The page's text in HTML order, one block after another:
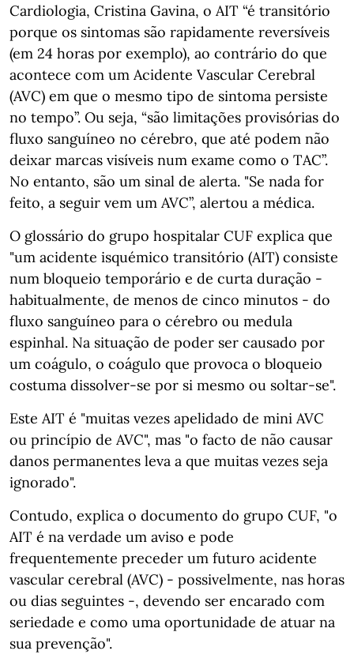
Cardiologia, Cristina Gavina, o AIT “é transitório
porque os sintomas são rapidamente reversíveis
(em 24 horas por exemplo), ao contrário do que
acontece com um Acidente Vascular Cerebral
(AVC) em que o mesmo tipo de sintoma persiste
no tempo”. Ou seja, “são limitações provisórias do
fluxo sanguíneo no cérebro, que até podem não
deixar marcas visíveis num exame como o TAC”.
No entanto, são um sinal de alerta. "Se nada for
feito, a seguir vem um AVC”, alertou a médica.
O glossário do grupo hospitalar CUF explica que
"um acidente isquémico transitório (AIT) consiste
num bloqueio temporário e de curta duração -
habitualmente, de menos de cinco minutos - do
fluxo sanguíneo para o cérebro ou medula
espinhal. Na situação de poder ser causado por
um coágulo, o coágulo que provoca o bloqueio
costuma dissolver-se por si mesmo ou soltar-se".
Este AIT é "muitas vezes apelidado de mini AVC
ou princípio de AVC", mas "o facto de não causar
danos permanentes leva a que muitas vezes seja
ignorado".
Contudo, explica o documento do grupo CUF, "o
AIT é na verdade um aviso e pode
frequentemente preceder um futuro acidente
vascular cerebral (AVC) - possivelmente, nas horas
ou dias seguintes -, devendo ser encarado com
seriedade e como uma oportunidade de atuar na
sua prevenção".